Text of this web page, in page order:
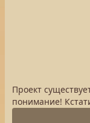
Проект
понимание!